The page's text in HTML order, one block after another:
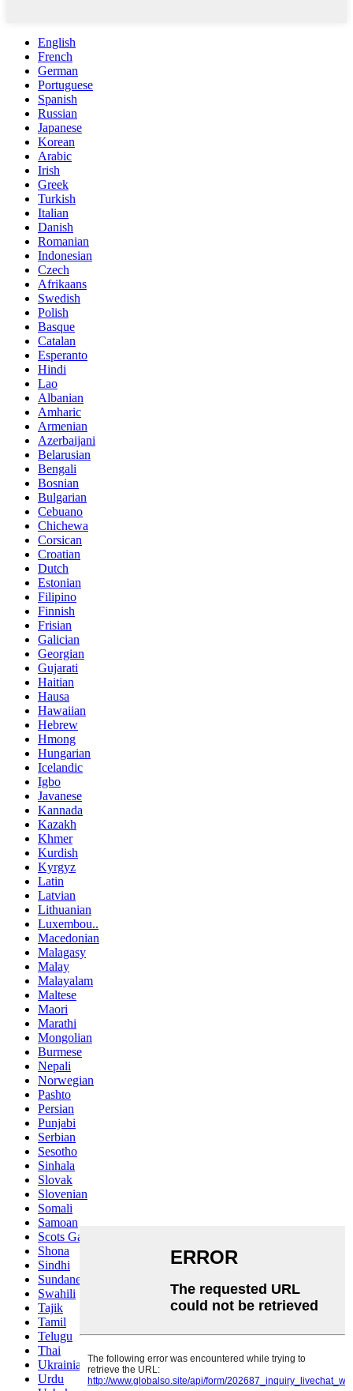
English
French
German
Portuguese
Spanish
Russian
Japanese
Korean
Arabic
Irish
Greek
Turkish
Italian
Danish
Romanian
Indonesian
Czech
Afrikaans
Swedish
Polish
Basque
Catalan
Esperanto
Hindi
Lao
Albanian
Amharic
Armenian
Azerbaijani
Belarusian
Bengali
Bosnian
Bulgarian
Cebuano
Chichewa
Corsican
Croatian
Dutch
Estonian
Filipino
Finnish
Frisian
Galician
Georgian
Gujarati
Haitian
Hausa
Hawaiian
Hebrew
Hmong
Hungarian
Icelandic
Igbo
Javanese
Kannada
Kazakh
Khmer
Kurdish
Kyrgyz
Latin
Latvian
Lithuanian
Luxembou..
Macedonian
Malagasy
Malay
Malayalam
Maltese
Maori
Marathi
Mongolian
Burmese
Nepali
Norwegian
Pashto
Persian
Punjabi
Serbian
Sesotho
Sinhala
Slovak
Slovenian
Somali
Samoan
Scots Gaelic
Shona
Sindhi
Sundanese
Swahili
Tajik
Tamil
Telugu
Thai
Ukrainian
Urdu